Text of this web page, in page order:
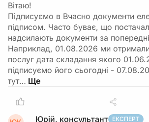
Вітаю!
Підписуємо в Вчасно документи
підписом. Часто буває, що
надсилають документи за
Наприклад, 01.08.2026 ми
послуг дата складання якого
підписуємо його сьогодні -
тут…
Юрій, консультант ЕКСПЕРТ